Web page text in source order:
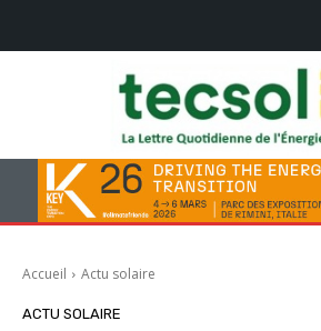
Accueil Actu solaire
ACTU SOLAIRE